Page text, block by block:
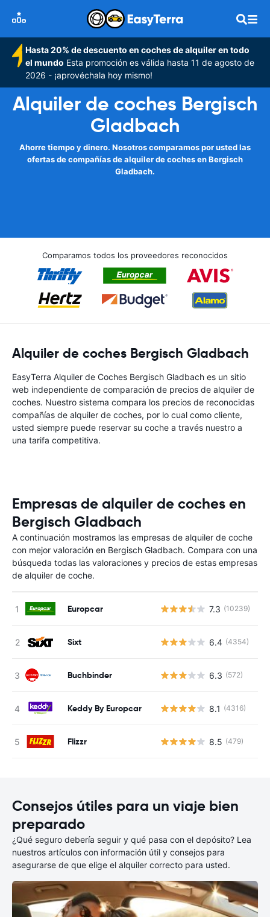
Hasta 20% de descuento en coches de alquiler en todo
el mundo Esta promoción es válida hasta 11 de agosto de
2026 - ¡aprovéchala hoy mismo!
Alquiler de coches Bergisch
Gladbach
Ahorre tiempo y dinero. Nosotros comparamos por usted las
ofertas de compañías de alquiler de coches en Bergisch
Gladbach.
Comparamos todos los proveedores reconocidos
Alquiler de coches Bergisch Gladbach
EasyTerra Alquiler de Coches Bergisch Gladbach es un sitio
web independiente de comparación de precios de alquiler de
coches. Nuestro sistema compara los precios de reconocidas
compañías de alquiler de coches, por lo cual como cliente,
usted siempre puede reservar su coche a través nuestro a
una tarifa competitiva.
Empresas de alquiler de coches en
Bergisch Gladbach
A continuación mostramos las empresas de alquiler de coche
con mejor valoración en Bergisch Gladbach. Compara con una
búsqueda todas las valoraciones y precios de estas empresas
de alquiler de coche.
Europcar 7.3 (10239)
Sixt 6.4 (4354)
Buchbinder 6.3 (572)
Keddy By Europcar 8.1 (4316)
Flizzr 8.5 (479)
Consejos útiles para un viaje bien
preparado
¿Qué seguro debería seguir y qué pasa con el depósito? Lea
nuestros artículos con información útil y consejos para
asegurarse de que elige el alquiler correcto para usted.